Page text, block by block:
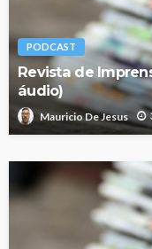
PODCAST
Revista de
áudio)
Mauricio De Jesus